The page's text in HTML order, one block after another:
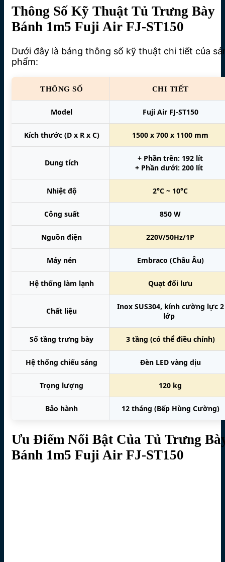
Thông Số Kỹ Thuật Tủ Trưng Bày
Bánh 1m5 Fuji Air FJ-ST150
Dưới đây là bảng thông số kỹ thuật chi tiết của
phẩm:
THÔNG SỐ CHI TIẾT
Model Fuji Air FJ-ST150
Kích thước (D x R x C) 1500 x 700 x 1100 mm
Dung tích
+ Phần trên: 192 lít
+ Phần dưới: 200 lít
Nhiệt độ 2°C ~ 10°C
Công suất 850 W
Nguồn điện 220V/50Hz/1P
Máy nén Embraco (Châu Âu)
Hệ thống làm lạnh Quạt đối lưu
Chất liệu
Inox SUS304, kính cường lực 2
lớp
Số tầng trưng bày 3 tầng (có thể điều chỉnh)
Hệ thống chiếu sáng Đèn LED vàng dịu
Trọng lượng 120 kg
Bảo hành 12 tháng (Bếp Hùng Cường)
Ưu Điểm Nổi Bật Của Tủ Trưng
Bánh 1m5 Fuji Air FJ-ST150